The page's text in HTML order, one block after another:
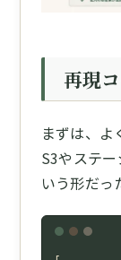
再現
まずは、よ
S3やステ
いう形だっ